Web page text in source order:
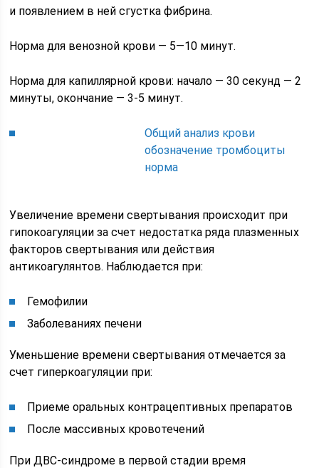
и появлением в ней сгустка фибрина.
Норма для венозной крови — 5—10 минут.
Норма для капиллярной крови: начало — 30 секунд — 2
минуты, окончание — 3-5 минут.
Общий анализ крови
обозначение тромбоциты
норма
Увеличение времени свертывания происходит при
гипокоагуляции за счет недостатка ряда плазменных
факторов свертывания или действия
антикоагулянтов. Наблюдается при:
Гемофилии
Заболеваниях печени
Уменьшение времени свертывания отмечается за
счет гиперкоагуляции при:
Приеме оральных контрацептивных препаратов
После массивных кровотечений
При ДВС-синдроме в первой стадии время